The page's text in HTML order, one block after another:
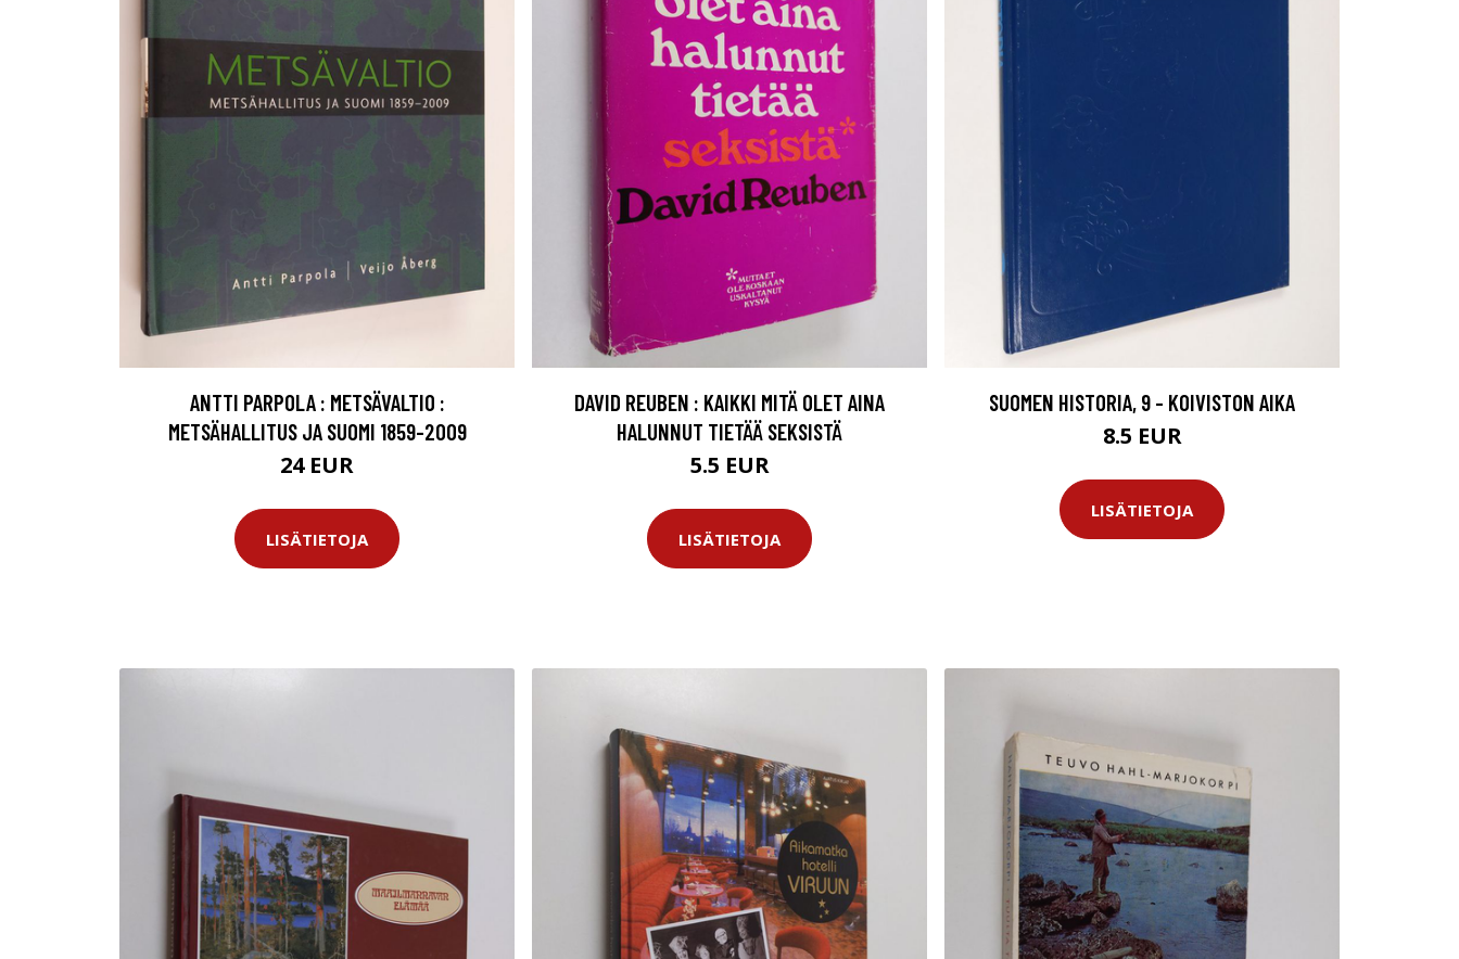
ANTTI PARPOLA : METSÄVALTIO :
METSÄHALLITUS JA SUOMI 1859-2009
24 EUR
LISÄTIETOJA
DAVID REUBEN : KAIKKI MITÄ OLET AINA
HALUNNUT TIETÄÄ SEKSISTÄ
5.5 EUR
LISÄTIETOJA
SUOMEN HISTORIA, 9 - KOIVISTON AIKA
8.5 EUR
LISÄTIETOJA